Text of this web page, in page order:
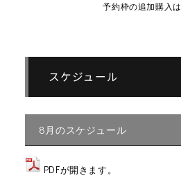
予約枠の追加購入は
スケジュール
8月のスケジュール
PDFが開きます。